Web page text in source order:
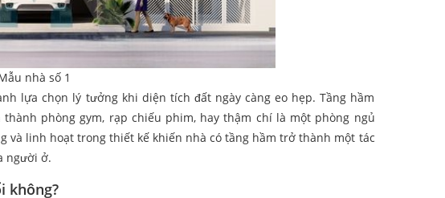
nhà số 1
lựa chọn lý tưởng khi diện tích đất ngày càng eo hẹp. Tầng hầm
phòng gym, rạp chiếu phim, hay thậm chí là một phòng ngủ
và linh hoạt trong thiết kế khiến nhà có tầng hầm trở thành một tác
người ở.
không?